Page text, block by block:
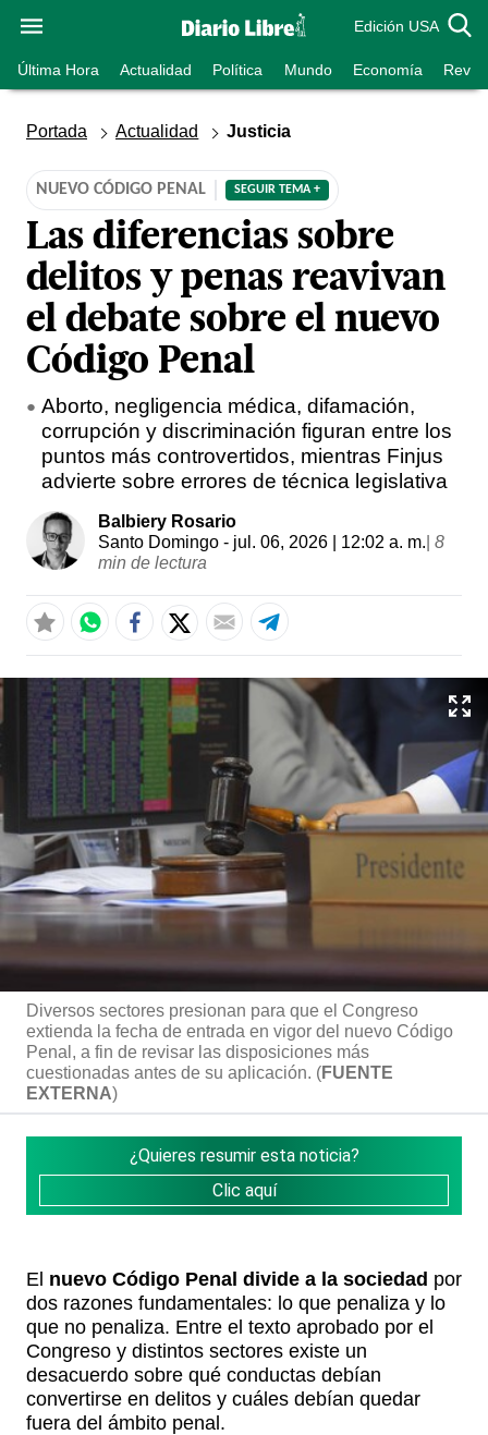
Edición USA
Última Hora Actualidad Política Mundo Economía
Portada Actualidad Justicia
NUEVO CÓDIGO PENAL SEGUIR TEMA +
Las diferencias sobre
delitos y penas reavivan
el debate sobre el nuevo
Código Penal
Aborto, negligencia médica, difamación,
corrupción y discriminación figuran entre los
puntos más controvertidos, mientras Finjus
advierte sobre errores de técnica legislativa
Balbiery Rosario
Santo Domingo - jul. 06, 2026 | 12:02 a. m. 8
min de lectura
Diversos sectores presionan para que el Congreso
extienda la fecha de entrada en vigor del nuevo Código
Penal, a fin de revisar las disposiciones más
cuestionadas antes de su aplicación. (FUENTE
EXTERNA)
¿Quieres resumir esta noticia?
Clic aquí
El nuevo Código Penal divide a la sociedad por
dos razones fundamentales: lo que penaliza y lo
que no penaliza. Entre el texto aprobado por el
Congreso y distintos sectores existe un
desacuerdo sobre qué conductas debían
convertirse en delitos y cuáles debían quedar
fuera del ámbito penal.